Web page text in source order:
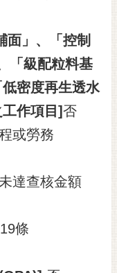
面」、「控制
「級配粒料基
密度再生透水
作項目]否
或勞務
達查核金額
條